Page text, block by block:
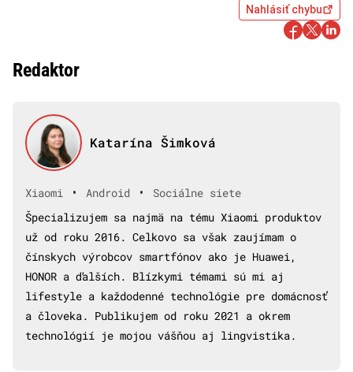
Nahlásiť chybu
Redaktor
Katarína Šimková
Xiaomi • Android •
Sociálne siete
Špecializujem sa najmä na tému Xiaomi produktov
už od roku 2016. Celkovo sa však zaujímam o
čínskych výrobcov smartfónov ako je Huawei,
HONOR a ďalších. Blízkymi témami sú mi aj
lifestyle a každodenné technológie pre domácnosť
a človeka. Publikujem od roku 2021 a okrem
technológií je mojou vášňou aj lingvistika.